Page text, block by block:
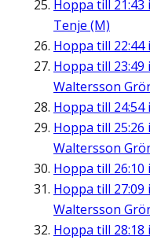
Hoppa till 21:43
Tenje (M)
Hoppa till 22:44i
Hoppa till 23:49
Waltersson
Hoppa till 24:54i
Hoppa till 25:26
Waltersson
Hoppa till 26:10
Hoppa till 27:09
Waltersson
Hoppa till 28:18